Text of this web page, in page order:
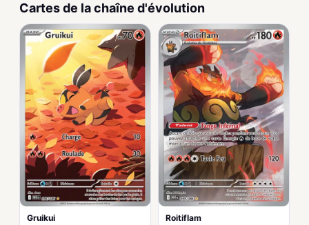
Cartes de la chaîne d'évolution
Gruikui Roitiflam